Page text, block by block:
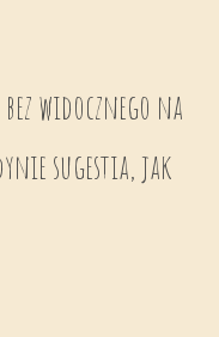
widocznego na
sugestia, jak